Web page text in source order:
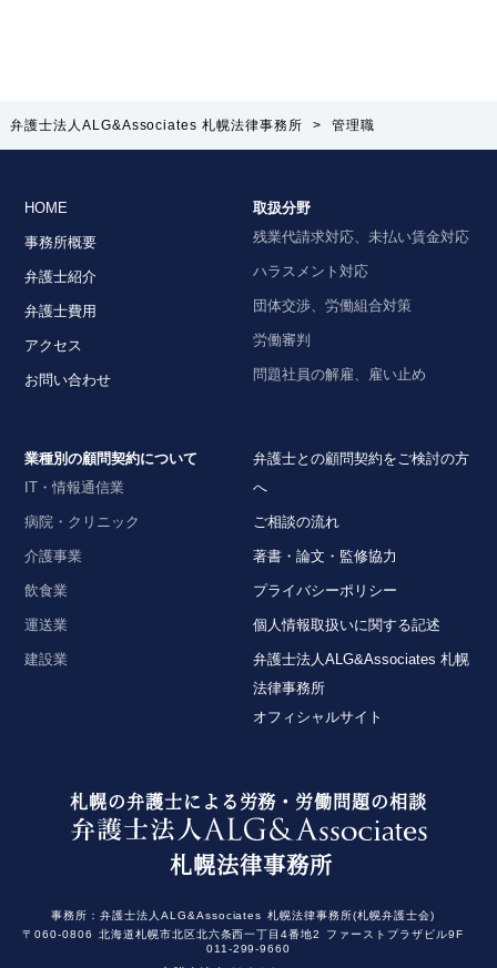
弁護士法人ALG&Associates 札幌法律事務所 > 管理職
HOME
事務所概要
弁護士紹介
弁護士費用
アクセス
お問い合わせ
取扱分野
残業代請求対応、未払い賃金対応
ハラスメント対応
団体交渉、労働組合対策
労働審判
問題社員の解雇、雇い止め
業種別の顧問契約について
IT・情報通信業
病院・クリニック
介護事業
飲食業
運送業
建設業
弁護士との顧問契約をご検討の方
へ
ご相談の流れ
著書・論文・監修協力
プライバシーポリシー
個人情報取扱いに関する記述
弁護士法人ALG&Associates 札幌
法律事務所
オフィシャルサイト
札幌の弁護士による労務・労働問題の相談
札幌法律事務所
事務所：弁護士法人ALG&Associates 札幌法律事務所(札幌弁護士会)
〒060-0806
北海道札幌市北区北六条⻄⼀丁目4番地2
ファーストプラザビル9F
011-299-9660